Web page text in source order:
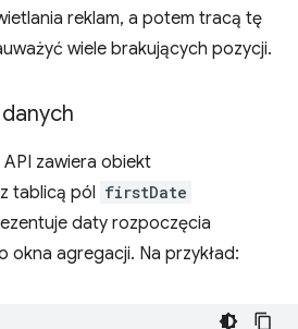
reklam, a potem tracą tę
wiele brakujących pozycji.
zawiera obiekt
z tablicą pól firstDate
daty rozpoczęcia
okna agregacji. Na przykład: